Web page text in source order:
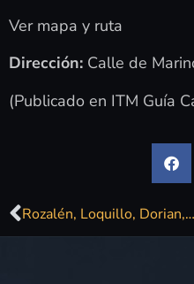
Ver mapa y ruta
Dirección: Calle de
(Publicado en ITM Guía
Rozalén, Loquillo, Dorian, Shinova, La La love you o Javier Ojeda actuarán en Magdalena Winter Santander